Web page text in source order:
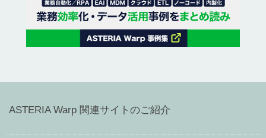
ASTERIA Warp 関連サイトのご紹介